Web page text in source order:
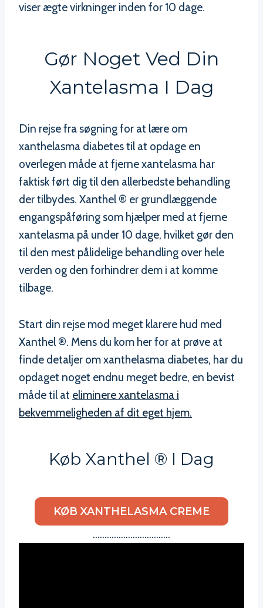
viser ægte virkninger inden for 10 dage.
Gør Noget Ved Din
Xantelasma I Dag
Din rejse fra søgning for at lære om
xanthelasma diabetes til at opdage en
overlegen måde at fjerne xantelasma har
faktisk ført dig til den allerbedste behandling
der tilbydes. Xanthel ® er grundlæggende
engangspåføring som hjælper med at fjerne
xantelasma på under 10 dage, hvilket gør den
til den mest pålidelige behandling over hele
verden og den forhindrer dem i at komme
tilbage.
Start din rejse mod meget klarere hud med
Xanthel ®. Mens du kom her for at prøve at
finde detaljer om xanthelasma diabetes, har du
opdaget noget endnu meget bedre, en bevist
måde til at eliminere xantelasma i
bekvemmeligheden af dit eget hjem.
Køb Xanthel ® I Dag
KØB XANTHELASMA CREME
……………………………